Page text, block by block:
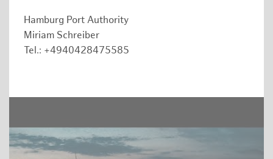
Hamburg Port Authority
Miriam Schreiber
Tel.: +4940428475585